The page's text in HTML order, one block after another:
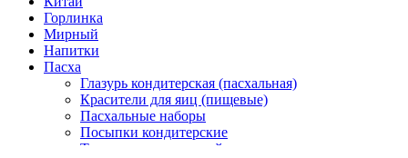
Горлинка
Мирный
Напитки
Пасха
Глазурь кондитерская (пасхальная)
Красители для яиц (пищевые)
Пасхальные наборы
Посыпки кондитерские
Термопленки и наклейки для яиц